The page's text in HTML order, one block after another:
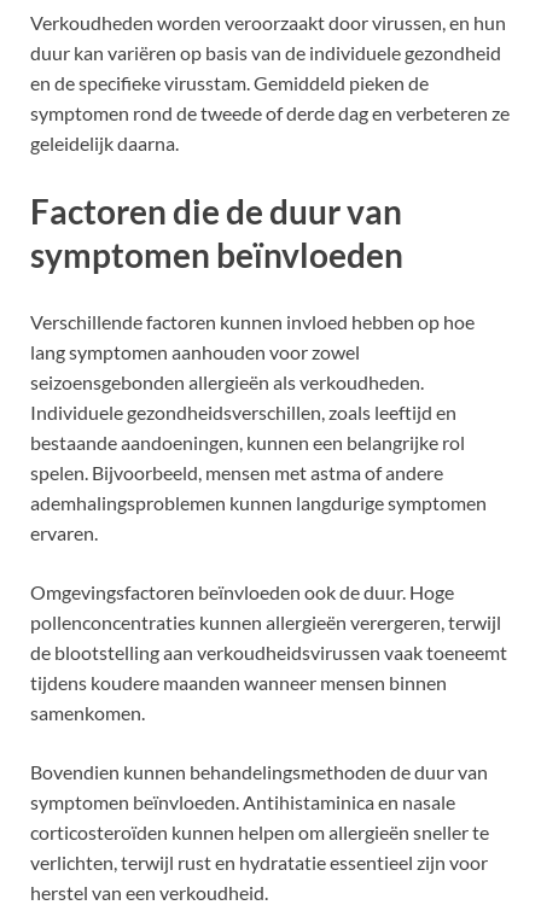
Verkoudheden worden veroorzaakt door virussen, en hun
duur kan variëren op basis van de individuele gezondheid
en de specifieke virusstam. Gemiddeld pieken de
symptomen rond de tweede of derde dag en verbeteren ze
geleidelijk daarna.
Factoren die de duur van
symptomen beïnvloeden
Verschillende factoren kunnen invloed hebben op hoe
lang symptomen aanhouden voor zowel
seizoensgebonden allergieën als verkoudheden.
Individuele gezondheidsverschillen, zoals leeftijd en
bestaande aandoeningen, kunnen een belangrijke rol
spelen. Bijvoorbeeld, mensen met astma of andere
ademhalingsproblemen kunnen langdurige symptomen
ervaren.
Omgevingsfactoren beïnvloeden ook de duur. Hoge
pollenconcentraties kunnen allergieën verergeren, terwijl
de blootstelling aan verkoudheidsvirussen vaak toeneemt
tijdens koudere maanden wanneer mensen binnen
samenkomen.
Bovendien kunnen behandelingsmethoden de duur van
symptomen beïnvloeden. Antihistaminica en nasale
corticosteroïden kunnen helpen om allergieën sneller te
verlichten, terwijl rust en hydratatie essentieel zijn voor
herstel van een verkoudheid.